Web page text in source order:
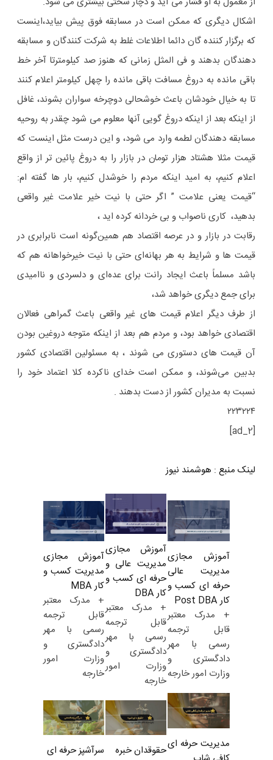
اشکال دیگری که ممکن است در مسابقه فوق پیش بیاید،اینست
که برگزار کننده گان دائما اطلاعات غلط به شرکت کنندگان و مسابقه
دهندگان بدهند و فی المثل زمانی که هنوز صد کیلومترتا آخر خط
باقی مانده به دروغ مسافت باقی مانده را چهل کیلومتر اعلام کنند
تا به خیال خودشان باعث خوشحالی دوچرخه سواران بشوند، غافل
از اینکه بعد از اینکه دروغ گویی آنها معلوم می شود چقدر به روحیه
مسابقه دهندگان لطمه وارد می شود، و این درست مثل اینست که
قیمت مثلا هشتاد هزار تومان در بازار را به دروغ پائین تر از واقع
اعلام کنیم، به امید اینکه مردم را خوشدل کنیم، بار ها گفته ام:
“قیمت یعنی علامت ” اگر حتی با نیت خیر علامت غیر واقعی
بدهید، کاری ناصواب و بی خردانه کرده اید ،
رقابت در بازار و در عرصه اقتصاد هم همین‌گونه است نابرابری در
قیمت ها و شرایط به هر بهانه‌ای حتی با نیت خیرخواهانه هم که
باشد مسلماً باعث ایجاد رانت برای عده‌ای و دلسردی و ناامیدی
برای جمع دیگری خواهد شد،
از طرف دیگر اعلام قیمت های غیر واقعی باعث گمراهی فعالان
اقتصادی خواهد بود، و مردم هم بعد از اینکه متوجه دروغین بودن
آن قیمت های دستوری می شوند ، به مسئولین اقتصادی کشور
بدبین می‌شوند، و ممکن است خدای ناکرده کلا اعتماد خود را
نسبت به مدیران کشور از دست بدهند .
۲۲۳۲۲۴
[ad_2]
لینک منبع : هوشمند نیوز
آموزش مجازی
مدیریت عالی
حرفه ای کسب و
کار Post DBA
+ مدرک معتبر
قابل ترجمه
رسمی با مهر
دادگستری و
وزارت امور خارجه
آموزش مجازی
مدیریت عالی و
حرفه ای کسب و
کار DBA
+ مدرک معتبر
قابل ترجمه
رسمی با مهر
دادگستری و
وزارت امور
خارجه
آموزش مجازی
مدیریت کسب و
کار MBA
+ مدرک معتبر
قابل ترجمه
رسمی با مهر
دادگستری و
وزارت امور
خارجه
مدیریت حرفه ایحقوقدان خبره سرآشپز حرفه ای